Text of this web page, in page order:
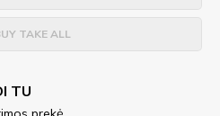
TAKE ALL
TU